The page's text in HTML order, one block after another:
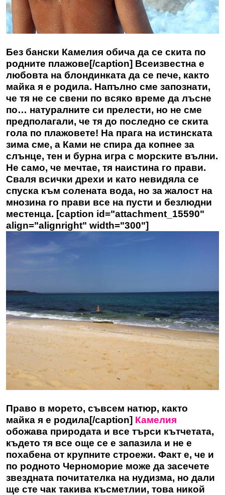
Без бански Камелия обича да се скита по
родните плажове[/caption] Всеизвестна е
любовта на блондинката да се пече, както
майка я е родила. Напълно сме запознати,
че тя не се свени по всяко време да лъсне
по… натуралните си прелести, но не сме
предполагали, че тя до последно се скита
гола по плажовете! На прага на истинската
зима сме, а Ками не спира да копнее за
слънце, тен и бурна игра с морските вълни.
Не само, че мечтае, тя наистина го прави.
Сваля всички дрехи и като невидяла се
спуска към солената вода, но за жалост на
мнозина го прави все на пусти и безлюдни
местенца. [caption id="attachment_15590"
align="alignright" width="300"]
Право в морето, съвсем натюр, както
майка я е родила[/caption] Камелия
обожава природата и все търси кътчетата,
където тя все още се е запазила и не е
похабена от крупните строежи. Факт е, че и
по родното Черноморие може да засечете
звездната почитателка на нудизма, но дали
ще сте чак такива късметлии, това никой